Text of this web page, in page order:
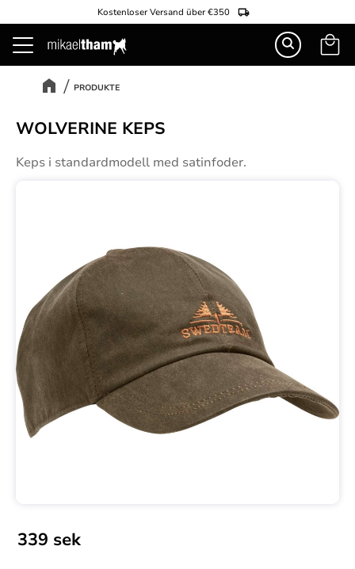
Menü
Kostenloser Versand über €350
PRODUKTE
WOLVERINE KEPS
Keps i standardmodell med satinfoder.
339 sek